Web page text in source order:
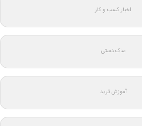
اخبار کسب و کار
ساک دستی
آموزش ترید